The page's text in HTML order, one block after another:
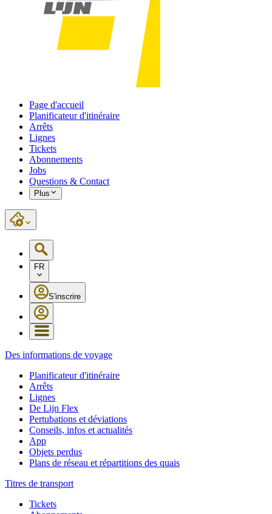
Page d'accueil
Planificateur d'itinéraire
Arrêts
Lignes
Tickets
Abonnements
Jobs
Questions & Contact
Plus
FR
S'inscrire
Des informations de voyage
Planificateur d'itinéraire
Arrêts
Lignes
De Lijn Flex
Pertubations et déviations
Conseils, infos et actualités
App
Objets perdus
Plans de réseau et répartitions des quais
Titres de transport
Tickets